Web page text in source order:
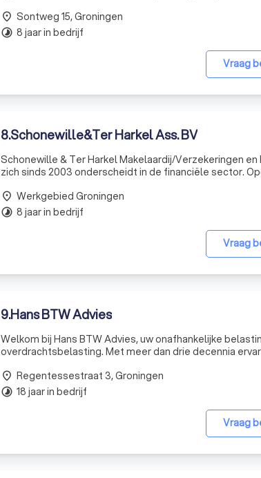
Vraag
place Sontweg 15, Groningen
timelapse 8 jaar in bedrijf
8.Schonewille&Ter Harkel Ass. BV
Schonewille & Ter Harkel Makelaardij/Verzekeringen
zich sinds 2003 onderscheidt in de financiële sector.
Vraag
place Werkgebied Groningen
timelapse 8 jaar in bedrijf
9.Hans BTW Advies
Welkom bij Hans BTW Advies, uw onafhankelijke
overdrachtsbelasting. Met meer dan drie decennia
advocat
Vraag
place Regentessestraat 3, Groningen
timelapse 18 jaar in bedrijf